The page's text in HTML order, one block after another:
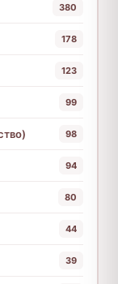
380
178
123
99
98
94
80
44
39